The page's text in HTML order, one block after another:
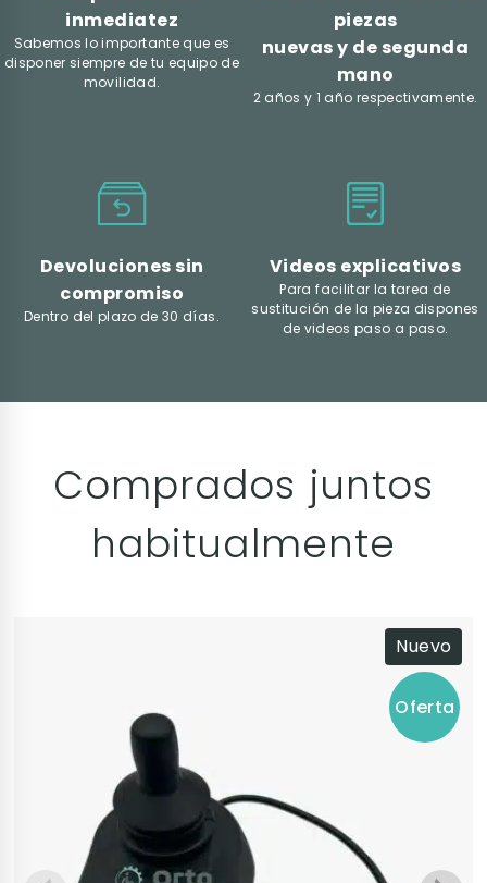
inmediatez
Sabemos lo importante que es
disponer siempre de tu equipo de
movilidad.
piezas
nuevas y de segunda
mano
2 años y 1 año respectivamente.
Devoluciones sin
compromiso
Dentro del plazo de 30 días.
Videos explicativos
Para facilitar la tarea de
sustitución de la pieza dispones
de videos paso a paso.
Comprados juntos
habitualmente
Oferta
Nuevo